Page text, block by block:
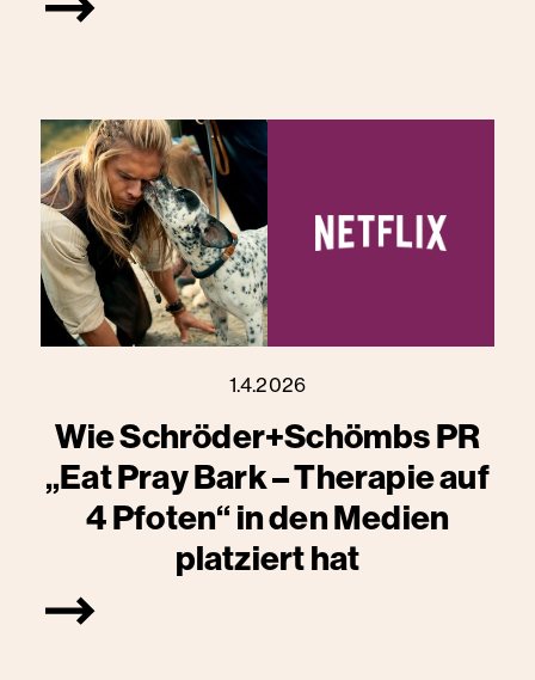
1.4.2026
Wie Schröder+Schömbs PR
„Eat Pray Bark – Therapie auf
4 Pfoten“ in den Medien
platziert hat